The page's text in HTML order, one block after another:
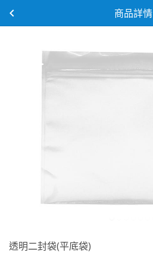
商品詳情
透明二封袋(平底袋)